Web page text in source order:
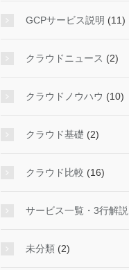
GCPサービス説明 (11)
クラウドニュース (2)
クラウドノウハウ (10)
クラウド基礎 (2)
クラウド比較 (16)
サービス一覧・3行解説
未分類 (2)